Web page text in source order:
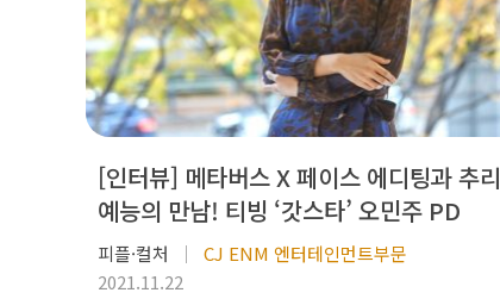
[인터뷰] 메타버스 X 페이스 에디팅과 추리
예능의 만남! 티빙 ‘갓스타’ 오민주 PD
피플·컬처
CJ ENM 엔터테인먼트부문
2021.11.22